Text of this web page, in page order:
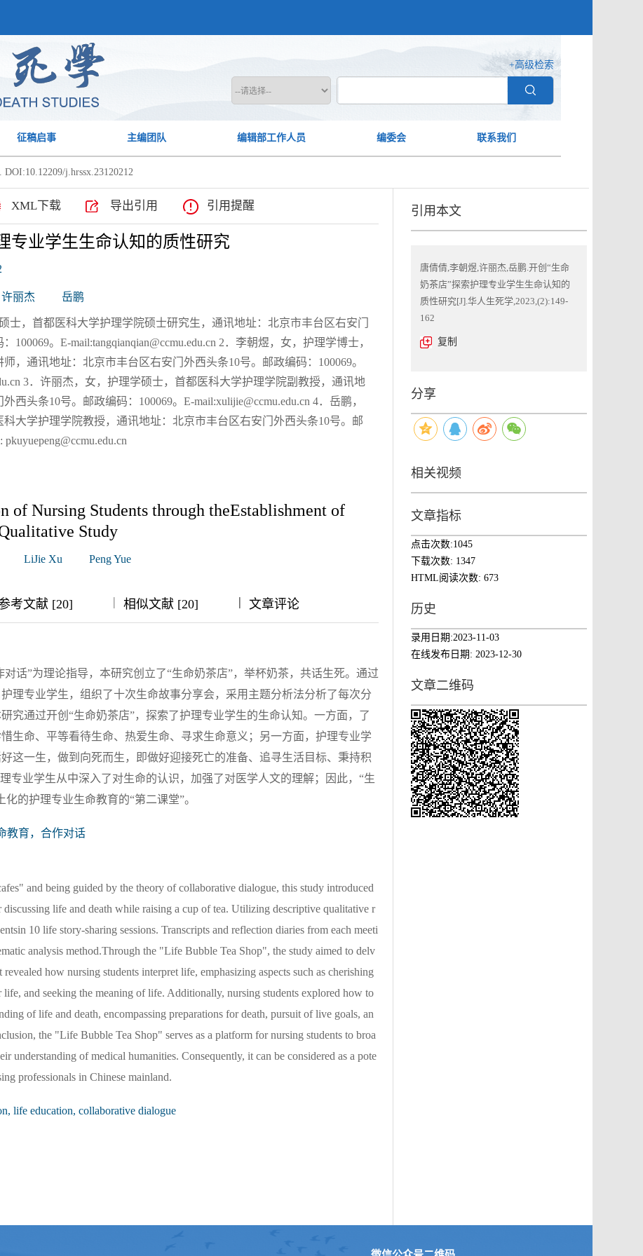
+高级检索
征稿启事 主编团队 编辑部工作人员 编委会 联系我们
DOI:10.12209/j.hrssx.23120212
XML下载 导出引用 引用提醒
专业学生生命认知的质性研究
许丽杰 岳鹏
士，首都医科大学护理学院硕士研究生，通讯地址：北京市丰台区右安门
100069。E-mail:tangqianqian@ccmu.edu.cn 2．李朝煜，女，护理学博士，
，通讯地址：北京市丰台区右安门外西头条10号。邮政编码：100069。
3．许丽杰，女，护理学硕士，首都医科大学护理学院副教授，通讯地
西头条10号。邮政编码：100069。E-mail:xulijie@ccmu.edu.cn 4．岳鹏，
大学护理学院教授，通讯地址：北京市丰台区右安门外西头条10号。邮
Nursing Students through theEstablishment of
Study
LiJie Xu Peng Yue
考文献 [20] | 相似文献 [20] ||| 文章评论
话”为理论指导，本研究创立了“生命奶茶店”，举杯奶茶，共话生死。通过
理专业学生，组织了十次生命故事分享会，采用主题分析法分析了每次分
究通过开创“生命奶茶店”，探索了护理专业学生的生命认知。一方面，了
生命、平等看待生命、热爱生命、寻求生命意义；另一方面，护理专业学
这一生，做到向死而生，即做好迎接死亡的准备、追寻生活目标、秉持积
专业学生从中深入了对生命的认识，加强了对医学人文的理解；因此，“生
的护理专业生命教育的“第二课堂”。
教育，合作对话
and being guided by the theory of collaborative dialogue, this study introduced
life and death while raising a cup of tea. Utilizing descriptive qualitative r
10 life story-sharing sessions. Transcripts and reflection diaries from each meeti
analysis method.Through the "Life Bubble Tea Shop", the study aimed to delv
how nursing students interpret life, emphasizing aspects such as cherishing
and seeking the meaning of life. Additionally, nursing students explored how to
of life and death, encompassing preparations for death, pursuit of live goals, an
the "Life Bubble Tea Shop" serves as a platform for nursing students to broa
understanding of medical humanities. Consequently, it can be considered as a pote
professionals in Chinese mainland.
life education, collaborative dialogue
引用本文
唐倩倩,李朝煜,许丽杰,岳鹏.开创“生命
奶茶店”探索护理专业学生生命认知的
质性研究[J].华人生死学,2023,(2):149-
162
复制
分享
相关视频
文章指标
点击次数:1045
下载次数: 1347
HTML阅读次数: 673
历史
录用日期:2023-11-03
在线发布日期: 2023-12-30
文章二维码